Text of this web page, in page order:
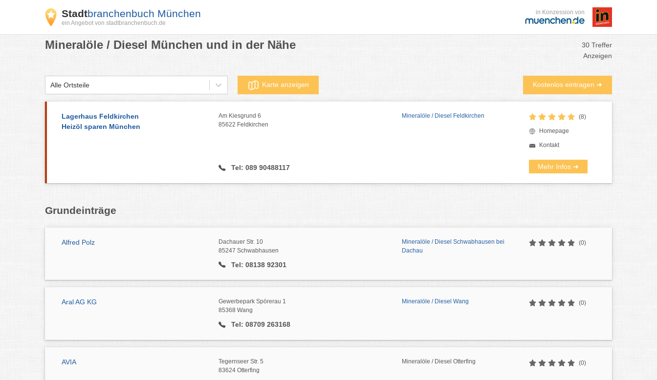
Stadtbranchenbuch München
ein Angebot von stadtbranchenbuch.de
in Konzession von
Mineralöle / Diesel München und in der Nähe
30 Treffer
Anzeigen
Alle Ortsteile Karte anzeigen Kostenlos eintragen ➜
Lagerhaus Feldkirchen
Heizöl sparen München
Am Kiesgrund 6
85622 Feldkirchen
Tel: 089 90488117
Mineralöle / Diesel Feldkirchen (8)
Homepage
Kontakt
Mehr Infos ➜
Grundeinträge
Alfred Polz
Dachauer Str. 10
85247 Schwabhausen
Tel: 08138 92301
Mineralöle / Diesel Schwabhausen bei
Dachau
(0)
Aral AG KG
Gewerbepark Spörerau 1
85368 Wang
Tel: 08709 263168
Mineralöle / Diesel Wang (0)
AVIA
Tegernseer Str. 5
83624 Otterfing
Mineralöle / Diesel Otterfing (0)